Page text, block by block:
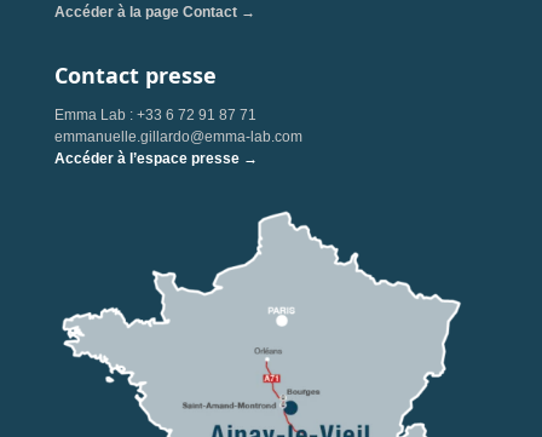
Accéder à la page Contact →
Contact presse
Emma Lab : +33 6 72 91 87 71
emmanuelle.gillardo@emma-lab.com
Accéder à l’espace presse →